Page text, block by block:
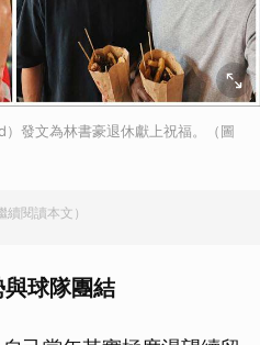
發文為林書豪退休獻上祝福。（圖
續閱讀本文）
球隊團結